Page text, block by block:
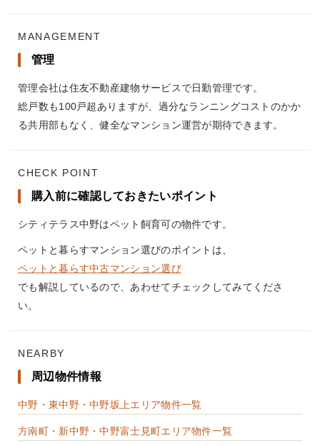
MANAGEMENT
管理
管理会社は住友不動産建物サービスで日勤管理です。
総戸数も100戸超ありますが、過分なランニングコストのかか
る共用部もなく、健全なマンション運営が期待できます。
CHECK POINT
購入前に確認しておきたいポイント
シティテラス中野はペット飼育可の物件です。
ペットと暮らすマンション選びのポイントは、
ペットと暮らす中古マンション選び
でも解説しているので、あわせてチェックしてみてくださ
い。
NEARBY
周辺物件情報
中野・東中野・中野坂上エリア物件一覧
方南町・新中野・中野富士見町エリア物件一覧